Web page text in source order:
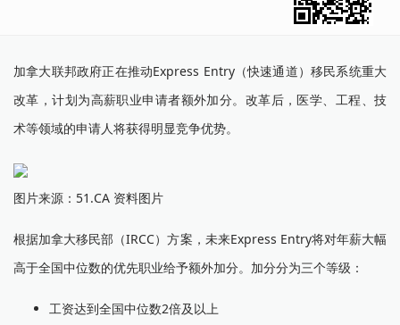
加拿大联邦政府正在推动Express Entry（快速通道）移民系统重大
改革，计划为高薪职业申请者额外加分。改革后，医学、工程、技
术等领域的申请人将获得明显竞争优势。
图片来源：51.CA 资料图片
根据加拿大移民部（IRCC）方案，未来Express Entry将对年薪大幅
高于全国中位数的优先职业给予额外加分。加分分为三个等级：
工资达到全国中位数2倍及以上